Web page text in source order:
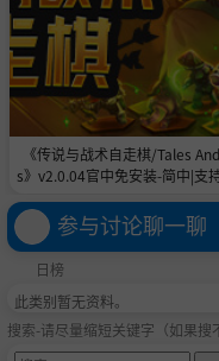
《传说与战术自走棋/Tales
s》v2.0.04官中免安装-简中|支
参与讨论聊一聊
日榜
此类别暂无资料。
搜索-请尽量缩短关键字（如果搜